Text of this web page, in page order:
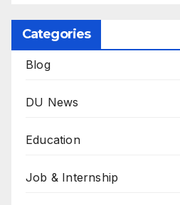
Categories
Blog
DU News
Education
Job & Internship